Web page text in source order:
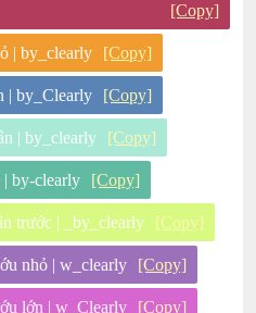
[Copy]
| by_clearly [Copy]
| by_Clearly [Copy]
| by_clearly [Copy]
| by-clearly [Copy]
trước | _by_clearly [Copy]
nhỏ | w_clearly [Copy]
lớn | w_Clearly [Copy]